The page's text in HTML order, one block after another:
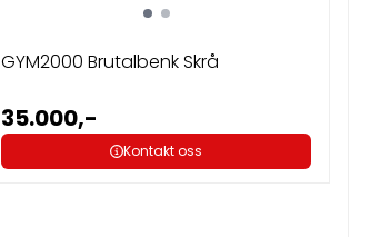
GYM2000 Brutalbenk Skrå
35.000,-
Kontakt oss